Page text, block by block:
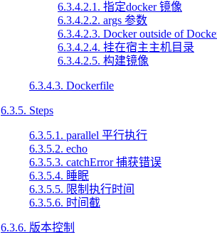
6.3.4.2.1. 指定docker 镜像
6.3.4.2.2. args 参数
6.3.4.2.3. Docker outside of
6.3.4.2.4. 挂在宿主主机目录
6.3.4.2.5. 构建镜像
6.3.4.3. Dockerfile
6.3.5. Steps
6.3.5.1. parallel 平行执行
6.3.5.2. echo
6.3.5.3. catchError 捕获错误
6.3.5.4. 睡眠
6.3.5.5. 限制执行时间
6.3.5.6. 时间截
6.3.6. 版本控制